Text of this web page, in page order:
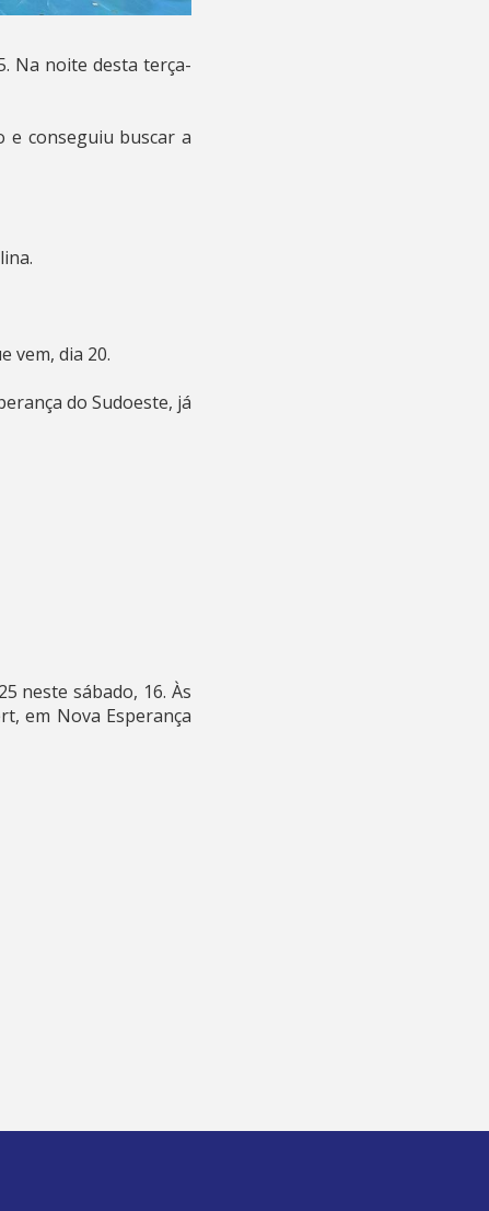
Na noite desta terça-
e conseguiu buscar a
vem, dia 20.
do Sudoeste, já
neste sábado, 16. Às
em Nova Esperança